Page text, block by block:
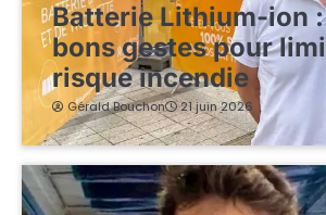
Batterie Lithium-ion
bons gestes pour
risque incendie
Gérald Bouchon 21 juin 2026